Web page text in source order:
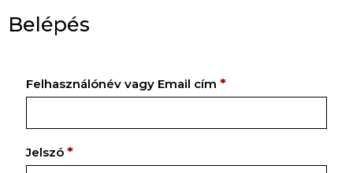
Belépés
Felhasználónév vagy Email cím *Kötelező
Jelszó *Kötelező